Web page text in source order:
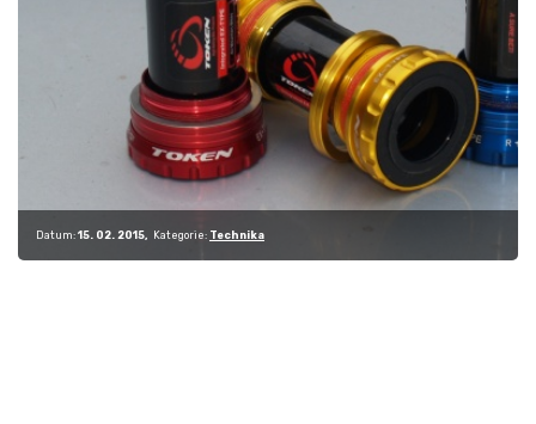
Datum: 15. 02. 2015 Kategorie: Technika